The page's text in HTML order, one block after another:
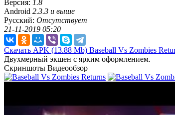
Версия: 1.8
Android 2.3.3 и выше
Русский: Отсутствует
21-11-2019 05:20
Скачать APK (13.88 Mb) Baseball Vs Zombies
Двухмерный экшен с ярким оформлением.
Скриншоты Видеообзор